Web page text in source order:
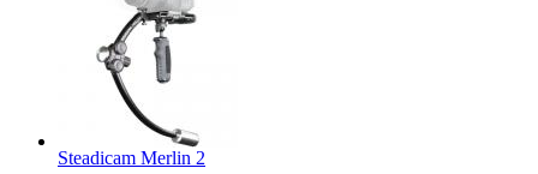
Steadicam Merlin 2